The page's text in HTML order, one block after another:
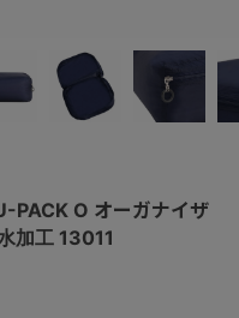
PACK O オーガナイザ
加工 13011